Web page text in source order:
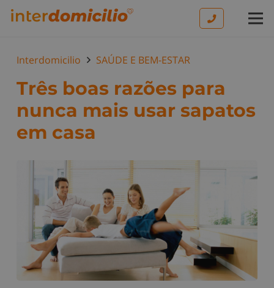
Interdomicilio SAÚDE E BEM-ESTAR
Três boas razões para
nunca mais usar sapatos
em casa